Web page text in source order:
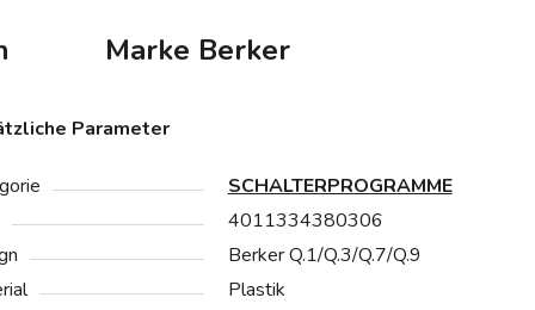
Marke Berker
Parameter
SCHALTERPROGRAMME
4011334380306
Berker Q.1/Q.3/Q.7/Q.9
Plastik